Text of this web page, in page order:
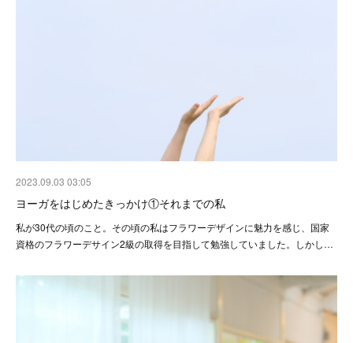
2023.09.03 03:05
ヨーガをはじめたきっかけ①それまでの私
私が30代の頃のこと。その頃の私はフラワーデザインに魅力を感じ、国家
資格のフラワーデサイン2級の取得を目指して勉強していました。しかし…